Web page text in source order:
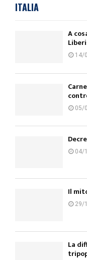
ITALIA
A
14/
05/
04/
Il
29/
La